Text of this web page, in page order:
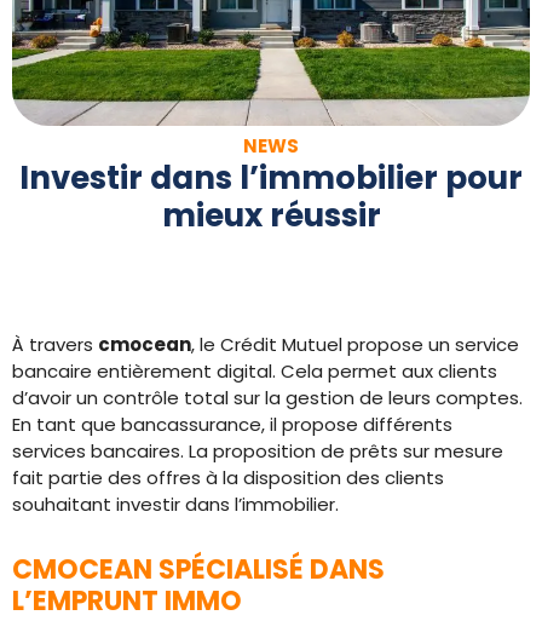
NEWS
Investir dans l’immobilier pour
mieux réussir
À travers cmocean, le Crédit Mutuel propose un service
bancaire entièrement digital. Cela permet aux clients
d’avoir un contrôle total sur la gestion de leurs comptes.
En tant que bancassurance, il propose différents
services bancaires. La proposition de prêts sur mesure
fait partie des offres à la disposition des clients
souhaitant investir dans l’immobilier.
CMOCEAN SPÉCIALISÉ DANS
L’EMPRUNT IMMO